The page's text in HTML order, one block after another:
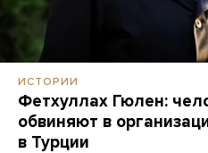
ИСТОРИИ
Фетхуллах Гюлен:
обвиняют в
в Турции